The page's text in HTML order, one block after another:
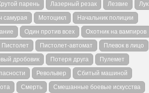
парень Лазерный резак Лезвие
Лук
самурая Мотоцикл
Начальник полиции
Один против всех
Охотник на вампиров
Пистолет Пистолет-автомат
Плевок в лицо
дробовик Потеря друга
Пулемет
Револьвер
Сбитый машиной
Смерть
Смешанные боевые искусства